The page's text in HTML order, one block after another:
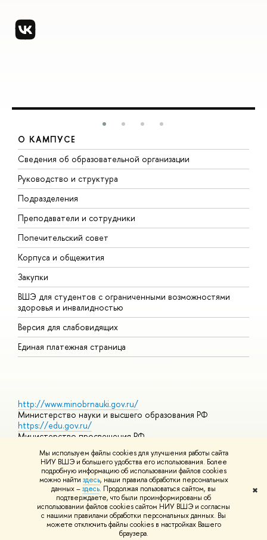
Мы используем файлы cookies для улучшения работы сайта
НИУ ВШЭ и большего удобства его использования. Более
подробную информацию об использовании файлов cookies
можно найти здесь, наши правила обработки персональных
данных –здесь. Продолжая пользоваться сайтом, вы
подтверждаете, что были проинформированы об
использовании файлов cookies сайтом НИУ ВШЭ и согласны
с нашими правилами обработки персональных данных. Вы
можете отключить файлы cookies в настройках Вашего
браузера.
✖
О КАМПУСЕ
Сведения об образовательной организации
Руководство и структура
Подразделения
Преподаватели и сотрудники
Попечительский совет
Корпуса и общежития
Закупки
ВШЭ для студентов с ограниченными возможностями
здоровья и инвалидностью
Версия для слабовидящих
Единая платежная страница
http://www.minobrnauki.gov.ru/
Министерство науки и высшего образования РФ
https://edu.gov.ru/
Министерство просвещения РФ
https://elearning.hse.ru/mooc
Массовые открытые онлайн-курсы
© НИУ ВШЭ 1993–2026 Адреса и контактыУсловия
использования материалов Политика конфиденциальности
Шрифты HSE Sans и HSE Slab разработаны вШколе дизайна НИУ